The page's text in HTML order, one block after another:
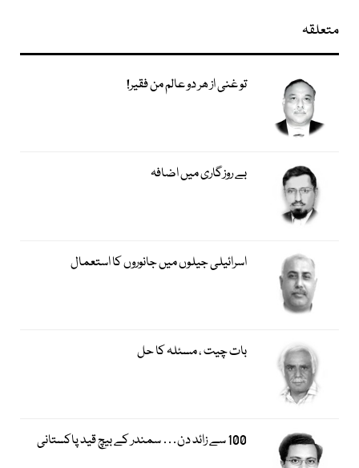
متعلقہ
تو غنی از ھر دو عالم من فقیر!
بے روزگاری میں اضافہ
اسرائیلی جیلوں میں جانوروں کا استعمال
بات چیت ، مسئلہ کا حل
100 سے زائد دن… سمندر کے بیچ قید پاکستانی